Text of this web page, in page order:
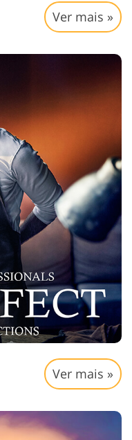
Ver mais »
Ver mais »